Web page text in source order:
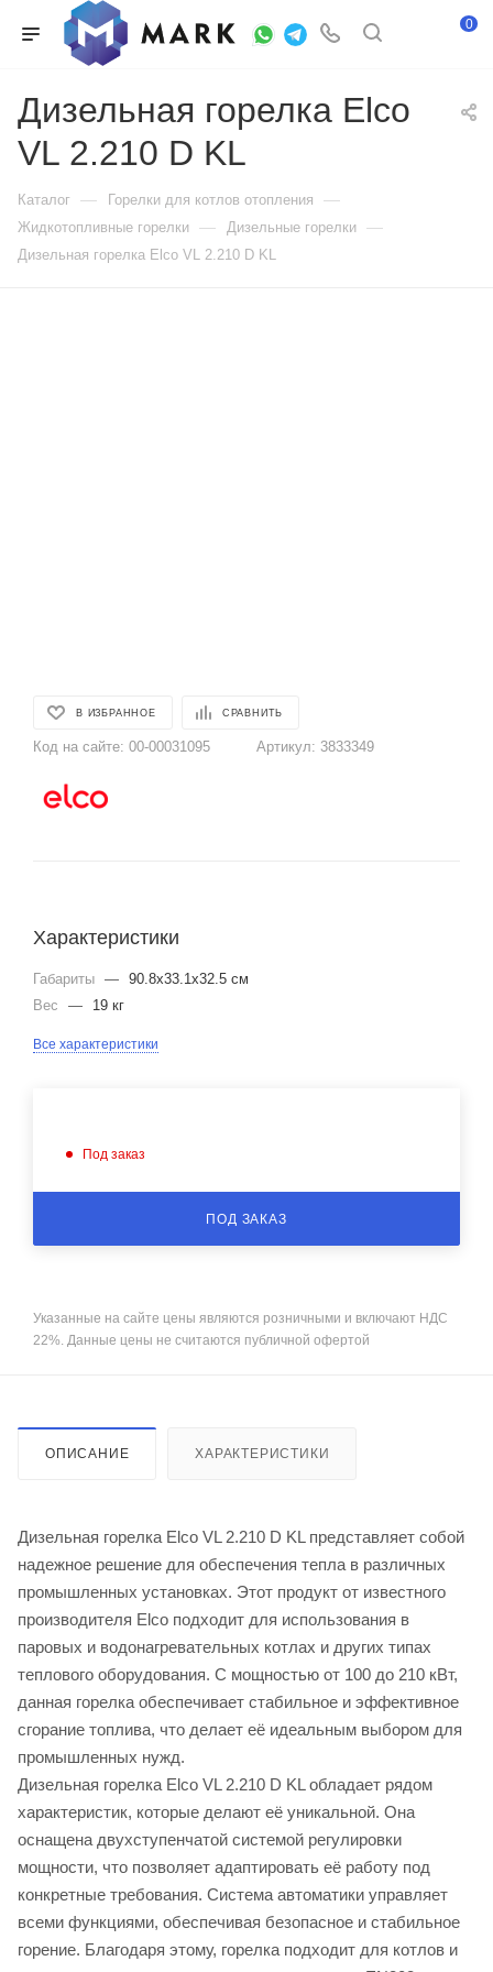
0
Дизельная горелка Elco
VL 2.210 D KL
Каталог — Горелки для котлов отопления —
Жидкотопливные горелки — Дизельные горелки —
Дизельная горелка Elco VL 2.210 D KL
В ИЗБРАННОЕ СРАВНИТЬ
Код на сайте: 00-00031095 Артикул: 3833349
Характеристики
Габариты — 90.8x33.1x32.5 см
Вес
— 19 кг
Все характеристики
Под заказ
ПОД ЗАКАЗ
Указанные на сайте цены являются розничными и включают НДС
22%. Данные цены не считаются публичной офертой
ОПИСАНИЕ ХАРАКТЕРИСТИКИ
Дизельная горелка Elco VL 2.210 D KL представляет собой
надежное решение для обеспечения тепла в различных
промышленных установках. Этот продукт от известного
производителя Elco подходит для использования в
паровых и водонагревательных котлах и других типах
теплового оборудования. С мощностью от 100 до 210 кВт,
данная горелка обеспечивает стабильное и эффективное
сгорание топлива, что делает её идеальным выбором для
промышленных нужд.
Дизельная горелка Elco VL 2.210 D KL обладает рядом
характеристик, которые делают её уникальной. Она
оснащена двухступенчатой системой регулировки
мощности, что позволяет адаптировать её работу под
конкретные требования. Система автоматики управляет
всеми функциями, обеспечивая безопасное и стабильное
горение. Благодаря этому, горелка подходит для котлов и